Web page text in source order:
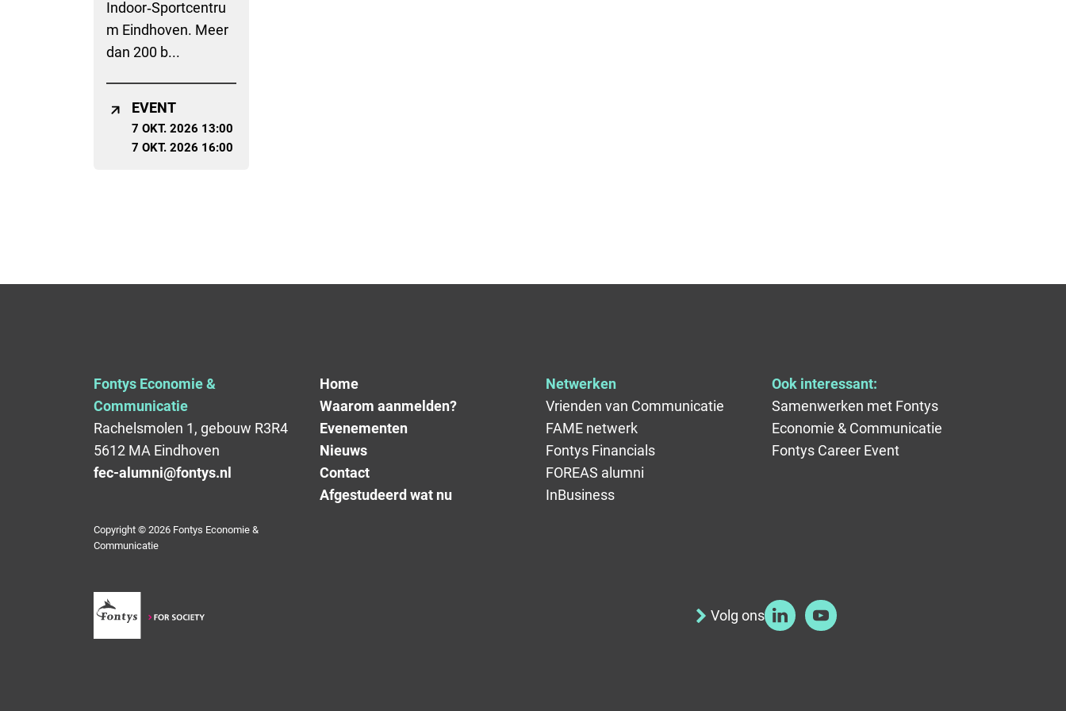
Indoor‑Sportcentru
m Eindhoven. Meer
dan 200 b...
EVENT
7 OKT. 2026 13:00
7 OKT. 2026 16:00
Fontys Economie &
Communicatie
Rachelsmolen 1, gebouw R3R4
5612 MA Eindhoven
fec-alumni@fontys.nl
Copyright © 2026 Fontys Economie &
Communicatie
Home
Waarom aanmelden?
Evenementen
Nieuws
Contact
Afgestudeerd wat nu
Netwerken
Vrienden van Communicatie
FAME netwerk
Fontys Financials
FOREAS alumni
InBusiness
Ook interessant:
Samenwerken met Fontys
Economie & Communicatie
Fontys Career Event
Volg ons